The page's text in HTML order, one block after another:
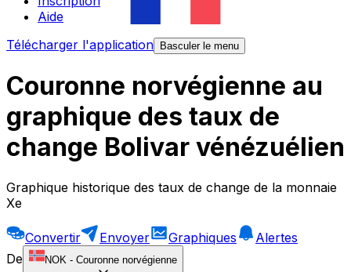
Aide
Télécharger l'application
Basculer le menu
Couronne norvégienne au
graphique des taux de
change Bolivar vénézuélien
Graphique historique des taux de change de la monnaie
Xe
Convertir Envoyer Graphiques
Alertes
De
NOK - Couronne norvégienne